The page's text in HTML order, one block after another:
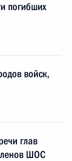
погибших
войск,
глав
ШОС